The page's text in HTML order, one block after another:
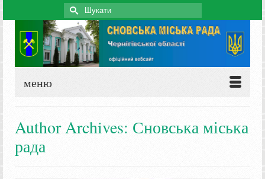
Search
for:
меню
Author Archives: Сновська міська
рада